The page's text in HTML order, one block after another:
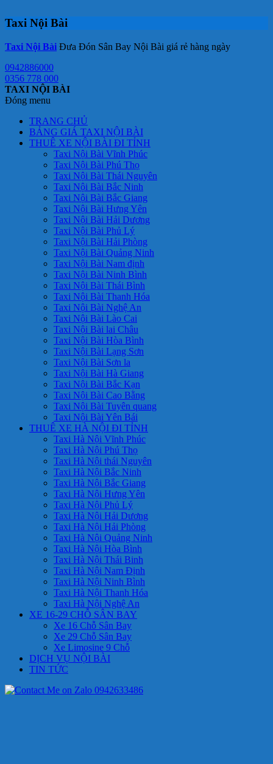
Taxi Nội Bài
Taxi Nội Bài Đưa Đón Sân Bay Nội Bài giá rẻ hàng ngày
0942886000
0356 778 000
TAXI NỘI BÀI
Đóng menu
TRANG CHỦ
BẢNG GIÁ TAXI NỘI BÀI
THUÊ XE NỘI BÀI ĐI TỈNH
Taxi Nội Bài Vĩnh Phúc
Taxi Nội Bài Phú Thọ
Taxi Nội Bài Thái Nguyên
Taxi Nội Bài Bắc Ninh
Taxi Nội Bài Bắc Giang
Taxi Nội Bài Hưng Yên
Taxi Nội Bài Hải Dương
Taxi Nội Bài Phủ Lý
Taxi Nội Bài Hải Phòng
Taxi Nội Bài Quảng Ninh
Taxi Nội Bài Nam định
Taxi Nội Bài Ninh Bình
Taxi Nội Bài Thái Bình
Taxi Nội Bài Thanh Hóa
Taxi Nội Bài Nghệ An
Taxi Nội Bài Lào Cai
Taxi Nội Bài lai Châu
Taxi Nội Bài Hòa Bình
Taxi Nội Bài Lạng Sơn
Taxi Nội Bài Sơn la
Taxi Nội Bài Hà Giang
Taxi Nội Bài Bắc Kạn
Taxi Nội Bài Cao Bằng
Taxi Nội Bài Tuyên quang
Taxi Nội Bài Yên Bái
THUÊ XE HÀ NỘI ĐI TỈNH
Taxi Hà Nội Vĩnh Phúc
Taxi Hà Nội Phú Thọ
Taxi Hà Nội thái Nguyên
Taxi Hà Nội Bắc Ninh
Taxi Hà Nội Bắc Giang
Taxi Hà Nội Hưng Yên
Taxi Hà Nội Phủ Lý
Taxi Hà Nội Hải Dương
Taxi Hà Nội Hải Phòng
Taxi Hà Nội Quảng Ninh
Taxi Hà Nội Hòa Bình
Taxi Hà Nội Thái Binh
Taxi Hà Nội Nam Định
Taxi Hà Nội Ninh Bình
Taxi Hà Nội Thanh Hóa
Taxi Hà Nội Nghệ An
XE 16-29 CHỖ SÂN BAY
Xe 16 Chỗ Sân Bay
Xe 29 Chỗ Sân Bay
Xe Limosine 9 Chỗ
DỊCH VỤ NỘI BÀI
TIN TỨC
0942633486